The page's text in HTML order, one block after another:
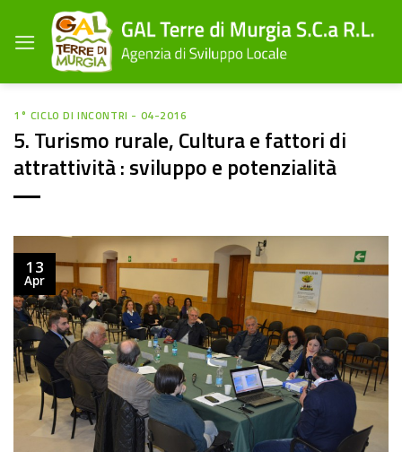
contenuti
1° CICLO DI INCONTRI - 04-2016
5. Turismo rurale, Cultura e fattori di
attrattività : sviluppo e potenzialità
13
Apr